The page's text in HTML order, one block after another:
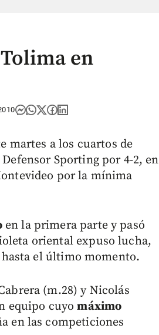
en
martes a los cuartos de
Sporting por 4-2, en
por la mínima
en la primera parte y pasó
oriental expuso lucha,
el último momento.
(m.28) y Nicolás
equipo cuyomáximo
en las competiciones